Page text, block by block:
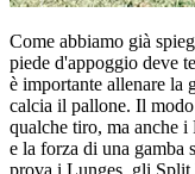
Come abbiamo già
piede d'appoggio deve
è importante allenare la
calcia il pallone. Il
qualche tiro, ma anche i
e la forza di una gamba
prova i Lunges, gli Split